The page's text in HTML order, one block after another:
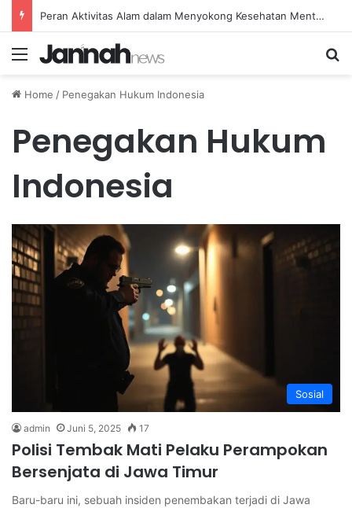
Peran Aktivitas Alam dalam Menyokong Kesehatan Mental dan Menenangkan Pikiran di Masa Sulit
Menu
Home / Penegakan Hukum Indonesia
Penegakan Hukum
Indonesia
Sosial
admin Juni 5, 2025 17
Polisi Tembak Mati Pelaku Perampokan
Bersenjata di Jawa Timur
Baru-baru ini, sebuah insiden penembakan terjadi di Jawa